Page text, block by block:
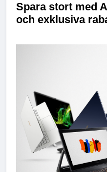
Spara stort med
och exklusiva